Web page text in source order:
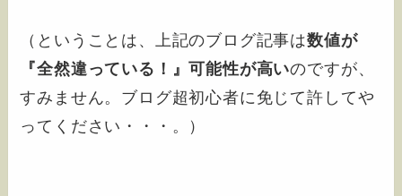
（ということは、上記のブログ記事は数値が
『全然違っている！』可能性が高いのですが、
すみません。ブログ超初心者に免じて許してや
ってください・・・。）